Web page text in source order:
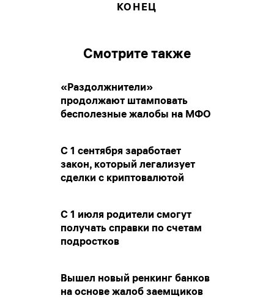
КОНЕЦ
Смотрите также
«Раздолжнители»
продолжают штамповать
бесполезные жалобы на МФО
С 1 сентября заработает
закон, который легализует
сделки с криптовалютой
С 1 июля родители смогут
получать справки по счетам
подростков
Вышел новый ренкинг банков
на основе жалоб заемщиков